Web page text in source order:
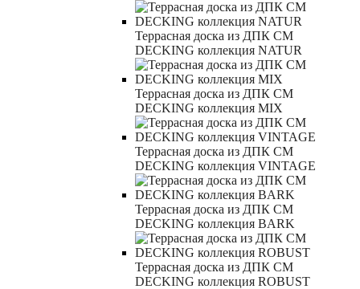
Террасная доска из ДПК CM
DECKING коллекция NATUR
Террасная доска из ДПК CM
DECKING коллекция MIX
Террасная доска из ДПК CM
DECKING коллекция VINTAGE
Террасная доска из ДПК CM
DECKING коллекция BARK
Террасная доска из ДПК CM
DECKING коллекция ROBUST